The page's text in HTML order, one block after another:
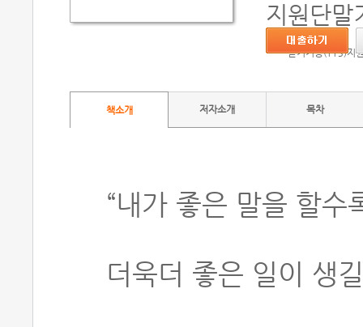
지원단말
듣기기능(TTS)지
책소개 저자소개 목차
“내가 좋은 말을 할수
더욱더 좋은 일이 생